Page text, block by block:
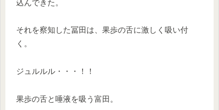
込んできた。
それを察知した冨田は、果歩の舌に激しく吸い付
く。
ジュルルル・・・！！
果歩の舌と唾液を吸う富田。